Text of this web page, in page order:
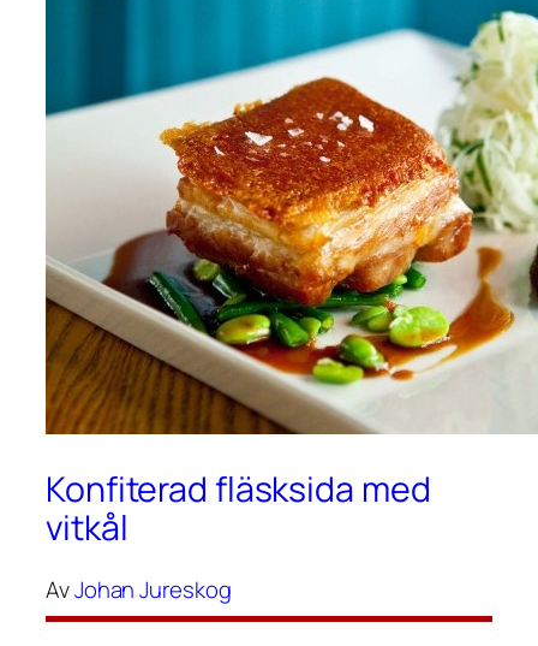
Konfiterad fläsksida med
vitkål
AvJohan Jureskog